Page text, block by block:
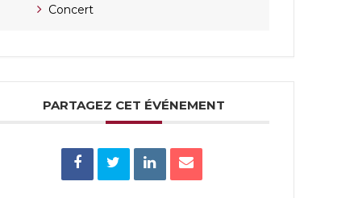
Concert
PARTAGEZ CET ÉVÉNEMENT